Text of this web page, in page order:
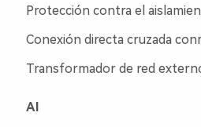
Protección contra el
Conexión directa cruzada
Transformador de red
AI